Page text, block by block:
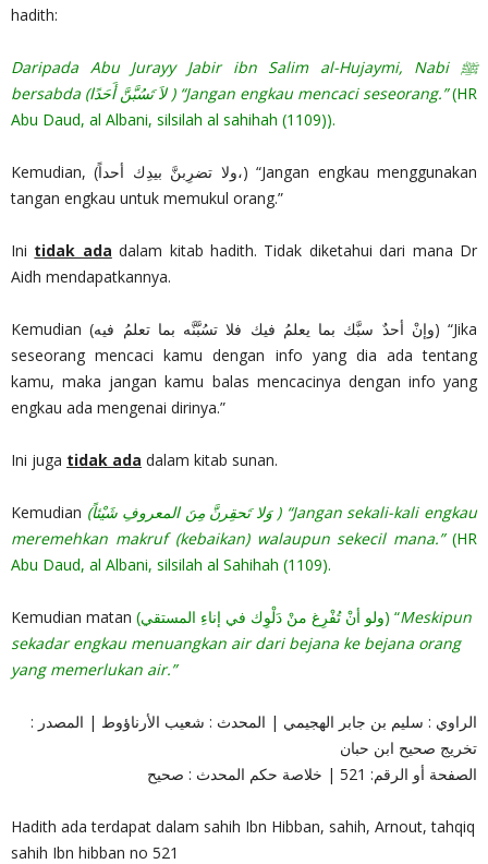
hadith:
Daripada Abu Jurayy Jabir ibn Salim al-Hujaymi, Nabi ﷺ
bersabda (‏ لاَ تَسُبَّنَّ أَحَدًا) “Jangan engkau mencaci seseorang.”(HR
Abu Daud, al Albani, silsilah al sahihah (1109)).
Kemudian, (ولا تضرِبنَّ بيدِك أحداً،) “Jangan engkau menggunakan
tangan engkau untuk memukul orang.”
Ini tidak ada dalam kitab hadith. Tidak diketahui dari mana Dr
Aidh mendapatkannya.
Kemudian (وإنْ أحدٌ سبَّك بما يعلمُ فيك فلا تسُبَّنَّه بما تعلمُ فيه) “Jika
seseorang mencaci kamu dengan info yang dia ada tentang
kamu, maka jangan kamu balas mencacinya dengan info yang
engkau ada mengenai dirinya.”
Ini juga tidak ada dalam kitab sunan.
Kemudian (وَلا تَحقِرنَّ مِنَ المعروفِ شَيْئاً ) “Jangan sekali-kali engkau
meremehkan makruf (kebaikan) walaupun sekecil mana.” (HR
Abu Daud, al Albani, silsilah al Sahihah (1109).
Kemudian matan (ولو أنْ تُفْرِغ منْ دَلْوِك في إناءِ المستقي) “Meskipun
sekadar engkau menuangkan air dari bejana ke bejana orang
yang memerlukan air.”
الراوي : سليم بن جابر الهجيمي | المحدث : شعيب الأرناؤوط | المصدر :
تخريج صحيح ابن حبان
الصفحة أو الرقم: 521 | خلاصة حكم المحدث : صحيح
Hadith ada terdapat dalam sahih Ibn Hibban, sahih, Arnout, tahqiq
sahih Ibn hibban no 521